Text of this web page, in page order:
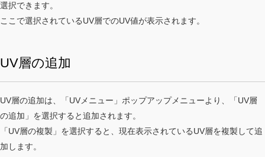
選択できます。
ここで選択されているUV層でのUV値が表示されます。
UV層の追加
UV層の追加は、「UVメニュー」ポップアップメニューより、「UV層
の追加」を選択すると追加されます。
「UV層の複製」を選択すると、現在表示されているUV層を複製して追
加します。